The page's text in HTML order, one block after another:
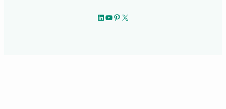
LinkedIn
YouTube
Pinterest
X